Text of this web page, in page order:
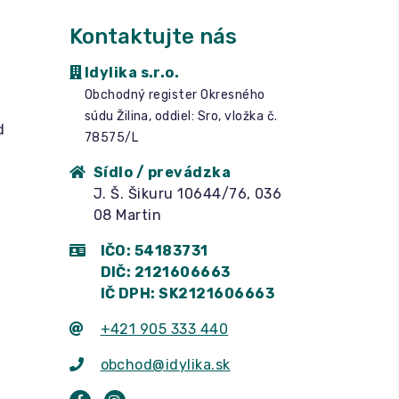
Kontaktujte nás
Idylika s.r.o.
Obchodný register Okresného
súdu Žilina, oddiel: Sro, vložka č.
78575/L
Sídlo / prevádzka
J. Š. Šikuru 10644/76, 036
08 Martin
IČO: 54183731
DIČ: 2121606663
IČ DPH: SK2121606663
+421 905 333 440
obchod@idylika.sk